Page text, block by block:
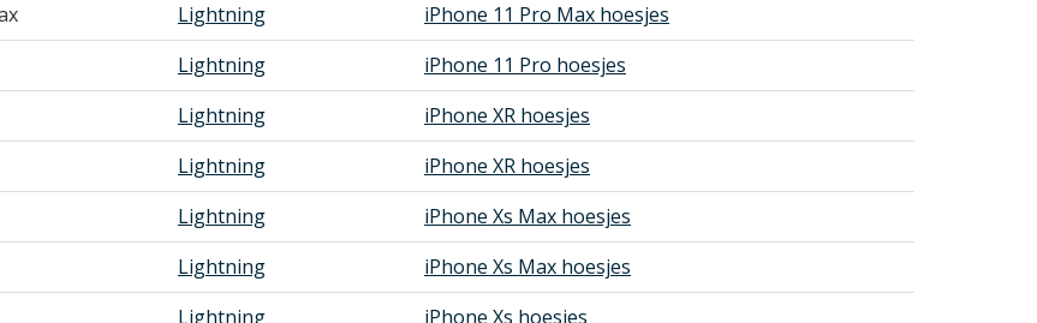
Lightning
iPhone 11 Pro Max hoesjes
Lightning
iPhone 11 Pro hoesjes
Lightning
iPhone XR hoesjes
Lightning
iPhone XR hoesjes
Lightning
iPhone Xs Max hoesjes
Lightning
iPhone Xs Max hoesjes
Lightning iPhone Xs hoesjes